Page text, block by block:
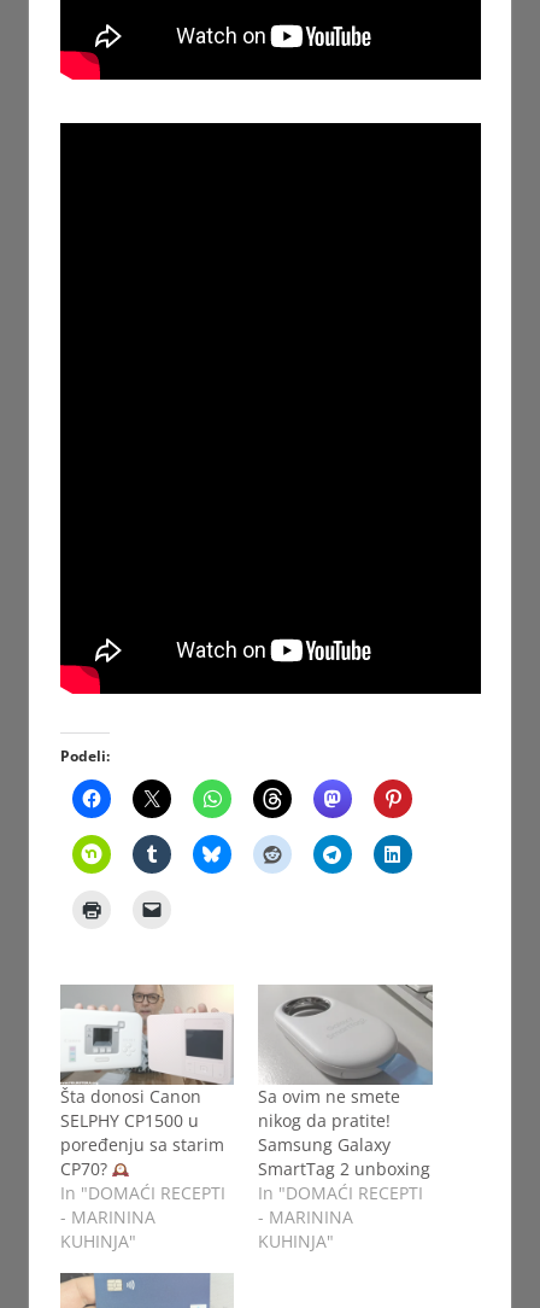
Podeli:
Šta donosi Canon
SELPHY CP1500 u
poređenju sa starim
CP70?
In "DOMAĆI RECEPTI
- MARININA
KUHINJA"
Sa ovim ne smete
nikog da pratite!
Samsung Galaxy
SmartTag 2 unboxing
In "DOMAĆI RECEPTI
- MARININA
KUHINJA"